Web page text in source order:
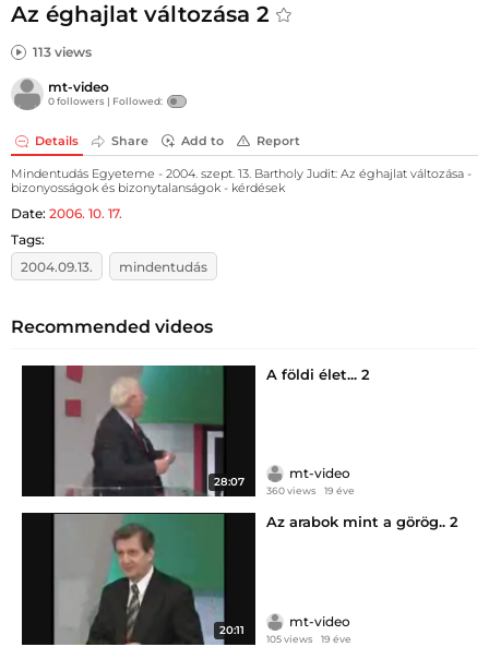
Az éghajlat változása 2
113 views
mt-video
0 followers | Followed:
Details Share Add to Report
Mindentudás Egyeteme - 2004. szept. 13. Bartholy Judit: Az éghajlat változása -
bizonyosságok és bizonytalanságok - kérdések
Date: 2006. 10. 17.
Tags:
2004.09.13.
mindentudás
Recommended videos
28:07
A földi élet... 2
mt-video
360 views 19 éve
20:11
Az arabok mint a görög.. 2
mt-video
105 views 19 éve